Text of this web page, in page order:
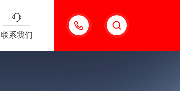
13501963742
联系我们